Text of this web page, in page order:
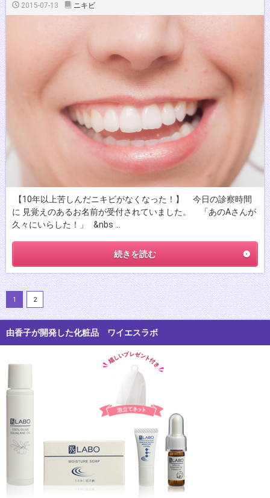
2015-07-13 ニキビ
【10年以上苦しんだニキビがなくなった！】 今日の診察時間
に 見覚えのあるお名前が受付されていました。 「あのAさんが
久々にいらした！」 &nbs …
続きを読む
1 2
由香子が開発した化粧品 ワイエスラボ